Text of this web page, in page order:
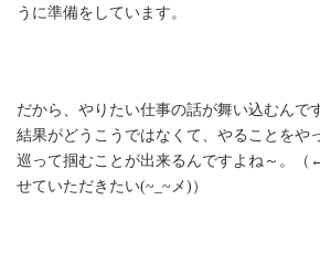
うに準備をしています。
だから、やりたい仕事の話が舞い込むんで
結果がどうこうではなくて、やることをや
巡って掴むことが出来るんですよね～。（
せていただきたい(~_~メ)）